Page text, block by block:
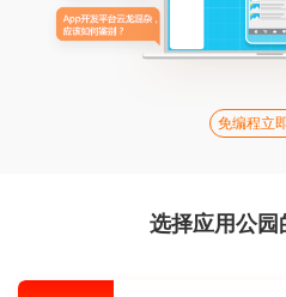
免编程立
选择应用公园